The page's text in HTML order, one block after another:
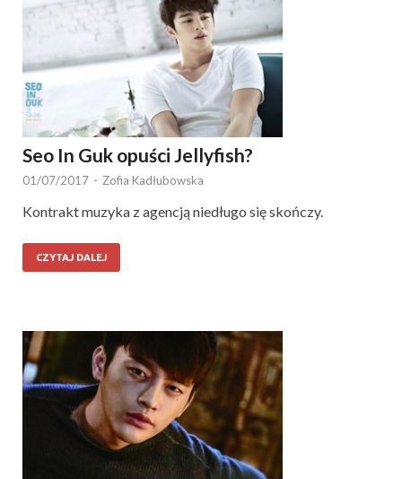
Seo In Guk opuści Jellyfish?
01/07/2017 - Zofia Kadłubowska
Kontrakt muzyka z agencją niedługo się skończy.
CZYTAJ DALEJ